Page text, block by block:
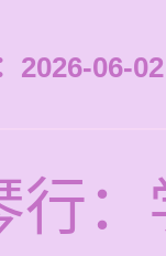
2026-06-
行